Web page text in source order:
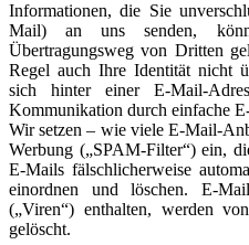
Informationen, die Sie
Mail) an uns senden,
Übertragungsweg von Dritten
Regel auch Ihre Identität nicht
sich hinter einer E-Mail-
Kommunikation durch einfache
Wir setzen – wie viele E-Mail-
Werbung („SPAM-Filter“) ein,
E-Mails fälschlicherweise
einordnen und löschen. E-
(„Viren“) enthalten, werden
gelöscht.